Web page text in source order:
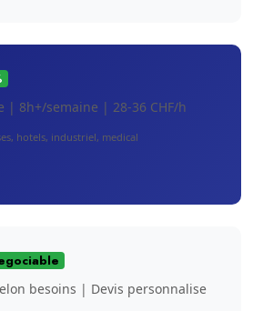
| 8h+/semaine | 28-36 CHF/h
hotels, industriel, medical
besoins | Devis personnalise